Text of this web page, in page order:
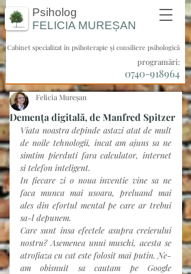
Psiholog
FELICIA MUREȘAN
Cabinet specializat în psihoterapie și consiliere psihologică
programări:
0740-918964
Demența digitală, de Manfred Spitzer
Felicia Mureșan
Viata noastra depinde astazi atat de mult
de noile tehnologii, incat am ajuns sa ne
simtim pierduti fara calculator, internet
si telefon inteligent.
In fiecare zi o noua inventie vine sa ne
faca munca mai usoara, preluand mai
ales din efortul mental pe care ar trebui
sa-l depunem.
Care sunt insa efectele asupra creierului
nostru? Asemenea unui muschi, acesta se
atrofiaza cu cat este folosit mai putin. Ne-
am obisnuit sa cautam pe Google